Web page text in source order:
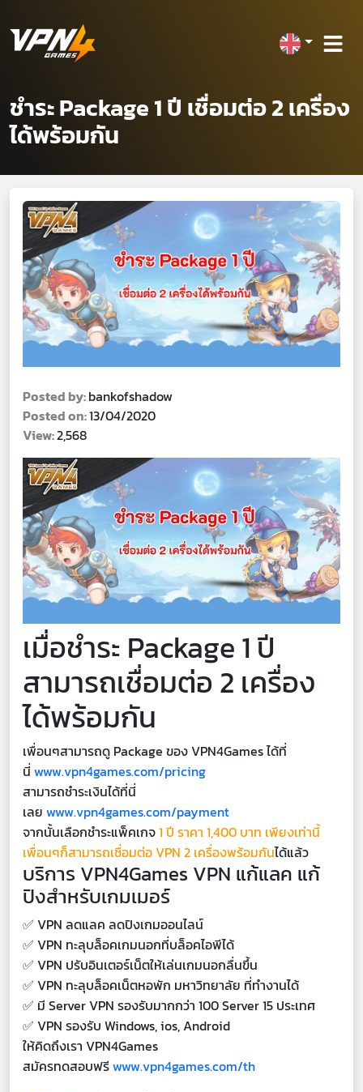
ชำระ Package 1 ปี เชื่อมต่อ 2 เครื่อง
ได้พร้อมกัน
Posted by:bankofshadow
Posted on:13/04/2020
View:2,568
เมื่อชำระ Package 1 ปี
สามารถเชื่อมต่อ 2 เครื่อง
ได้พร้อมกัน
เพื่อนๆสามารถดู Package ของ VPN4Games ได้ที่
นี่ www.vpn4games.com/pricing
สามารถชำระเงินได้ที่นี่
เลย www.vpn4games.com/payment
จากนั้นเลือกชำระแพ็คเกจ1 ปี ราคา 1,400 บาท เพียงเท่านี้
เพื่อนๆก็สามารถเชื่อมต่อ VPN 2 เครื่องพร้อมกันได้แล้ว
บริการ VPN4Games VPN แก้แลค แก้
ปิงสำหรับเกมเมอร์
✅ VPN ลดแลค ลดปิงเกมออนไลน์
✅ VPN ทะลุบล็อคเกมนอกที่บล็อคไอพีได้
✅ VPN ปรับอินเตอร์เน็ตให้เล่นเกมนอกลื่นขึ้น
✅ VPN ทะลุบล็อคเน็ตหอพัก มหาวิทยาลัย ที่ทำงานได้
✅ มี Server VPN รองรับมากกว่า 100 Server 15 ประเทศ
✅ VPN รองรับ Windows, ios, Android
ให้คิดถึงเรา VPN4Games
สมัครทดสอบฟรีwww.vpn4games.com/th